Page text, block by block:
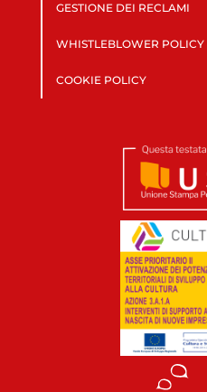
GESTIONE DEI RECLAMI
WHISTLEBLOWER POLICY
COOKIE POLICY